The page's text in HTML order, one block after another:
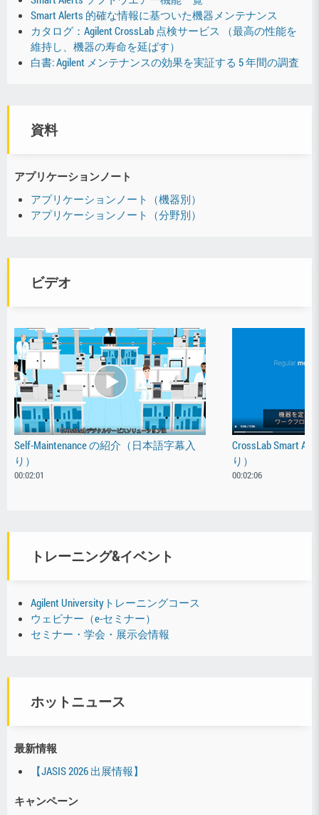
Smart Alerts 的確な情報に基ついた機器メンテナンス
カタログ：Agilent CrossLab 点検サービス （最高の性能を
維持し、機器の寿命を延ばす）
白書: Agilent メンテナンスの効果を実証する 5 年間の調査
資料
アプリケーションノート
アプリケーションノート（機器別）
アプリケーションノート（分野別）
ビデオ
Self-Maintenance の紹介（日本語字幕入
り）
00:02:01
CrossLab Smart
り）
00:02:06
トレーニング&イベント
Agilent Universityトレーニングコース
ウェビナー（e-セミナー）
セミナー・学会・展示会情報
ホットニュース
最新情報
【JASIS 2026 出展情報】
キャンペーン